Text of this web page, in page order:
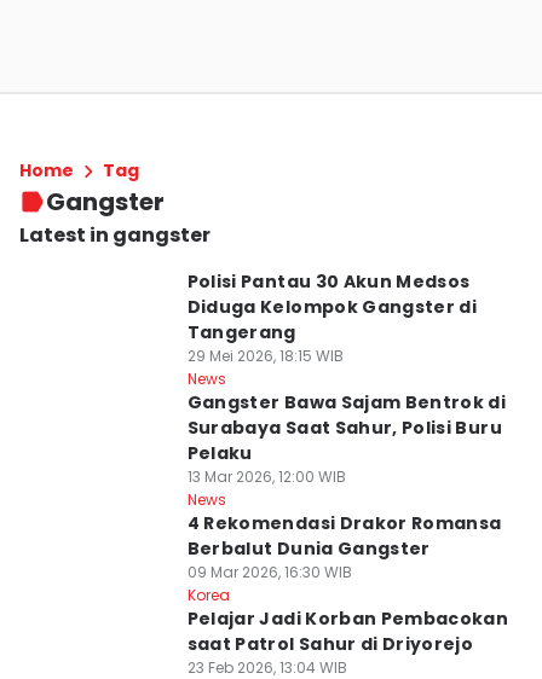
Home Tag
Gangster
Latest in gangster
Polisi Pantau 30 Akun Medsos
Diduga Kelompok Gangster di
Tangerang
29 Mei 2026, 18:15 WIB
News
Gangster Bawa Sajam Bentrok di
Surabaya Saat Sahur, Polisi Buru
Pelaku
13 Mar 2026, 12:00 WIB
News
4 Rekomendasi Drakor Romansa
Berbalut Dunia Gangster
09 Mar 2026, 16:30 WIB
Korea
Pelajar Jadi Korban Pembacokan
saat Patrol Sahur di Driyorejo
23 Feb 2026, 13:04 WIB